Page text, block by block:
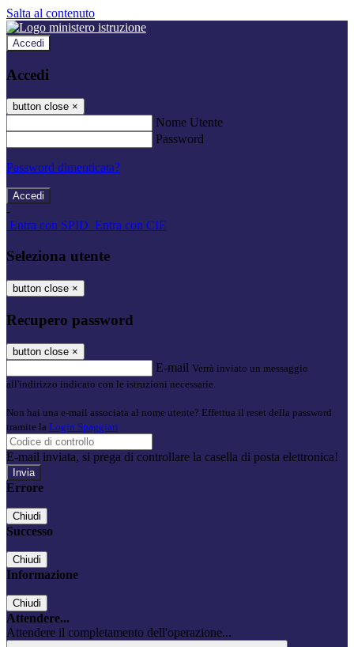
Salta al contenuto
Accedi
Accedi
button close ×
Nome Utente
Password
Password dimenticata?
-
Entra con SPID Entra con CIE
Seleziona utente
button close ×
Recupero password
button close ×
E-mail Verrà inviato un messaggio
all'indirizzo indicato con le istruzioni necessarie.
Non hai una e-mail associata al nome utente? Effettua il reset della password
tramite la Login Spaggiari
E-mail inviata, si prega di controllare la casella di posta elettronica!
Errore
Chiudi
Successo
Chiudi
Informazione
Chiudi
Attendere...
Attendere il completamento dell'operazione...